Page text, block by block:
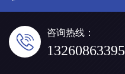
咨询热线：
13260863395